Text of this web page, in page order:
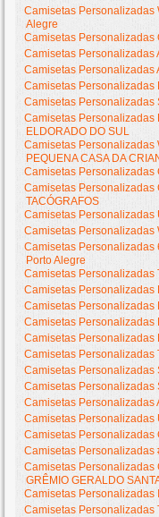
Camisetas Personalizadas
Alegre
Camisetas Personalizadas
Camisetas Personalizadas
Camisetas Personalizadas
Camisetas Personalizadas
Camisetas Personalizadas
Camisetas Personalizadas
ELDORADO DO SUL
Camisetas Personalizadas
PEQUENA CASA DA
Camisetas Personalizadas
Camisetas Personalizadas
TACÓGRAFOS
Camisetas Personalizadas
Camisetas Personalizadas
Camisetas Personalizadas
Porto Alegre
Camisetas Personalizadas
Camisetas Personalizadas
Camisetas Personalizadas
Camisetas Personalizadas
Camisetas Personalizadas
Camisetas Personalizadas
Camisetas Personalizadas
Camisetas Personalizadas
Camisetas Personalizadas
Camisetas Personalizadas
Camisetas Personalizadas
Camisetas Personalizadas
Camisetas Personalizadas
GRÊMIO GERALDO
Camisetas Personalizadas
Camisetas Personalizadas